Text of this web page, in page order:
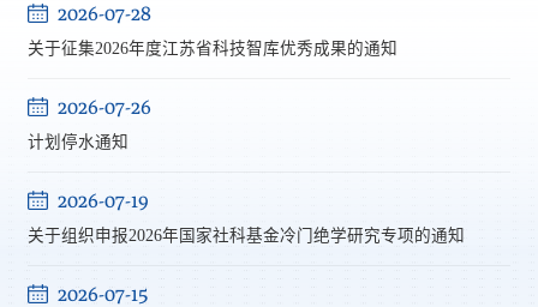
2026-07-28
关于征集2026年度江苏省科技智库优秀成果的通知
2026-07-26
计划停水通知
2026-07-19
关于组织申报2026年国家社科基金冷门绝学研究专项的通知
2026-07-15